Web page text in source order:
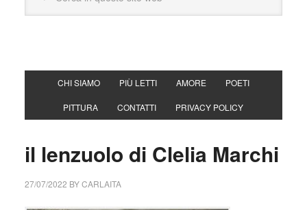
CHI SIAMO PIÙ LETTI AMORE POETI
PITTURA CONTATTI PRIVACY POLICY
il lenzuolo di Clelia Marchi
27/07/2022 BYCARLAITA